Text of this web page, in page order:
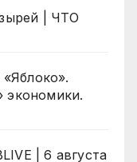
| ЧТО
экономики.
| 6 августа